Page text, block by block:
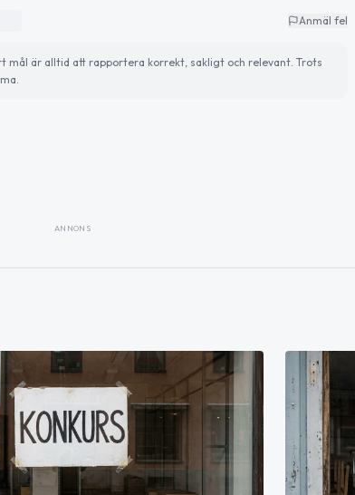
Anmäl fel
mål är alltid att rapportera korrekt, sakligt och relevant. Trots
ANNONS